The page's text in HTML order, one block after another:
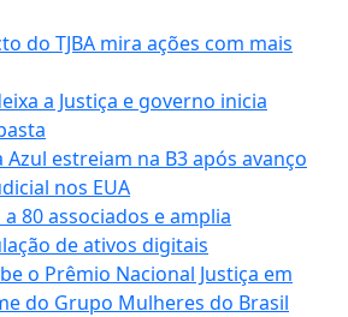
do TJBA mira ações com mais
a Justiça e governo inicia
estreiam na B3 após avanço
nos EUA
80 associados e amplia
de ativos digitais
o Prêmio Nacional Justiça em
do Grupo Mulheres do Brasil